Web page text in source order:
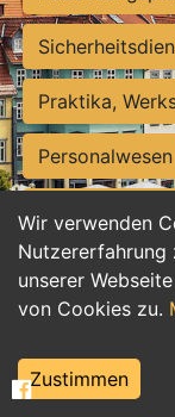
Wir verwenden
Nutzererfahrung
unserer
von Cookies zu.
Zustimmen
Praktika,
Personalwesen
Hilfskräfte,
Einkauf,
Weiterbildung,
Tourismus